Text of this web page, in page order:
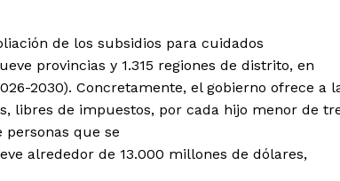
de los subsidios para cuidados
provincias y 1.315 regiones de distrito, en
2030). Concretamente, el gobierno ofrece a
libres de impuestos, por cada hijo menor de
que se
alrededor de 13.000 millones de dólares,